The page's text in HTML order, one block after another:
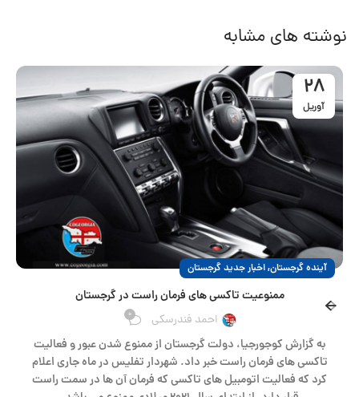
نوشته های مشابه
28
آوریل
آینده گرجستان,اخبار جدید گرجستان
ممنوعیت تاکسی های فرمان راست در گرجستان
احمد فندرسکی 0
به گزارش کوجورجیا، دولت گرجستان از ممنوع شدن عبور و فعالیت
تاکسی های فرمان راست خبر داد. شهردار تفلیس در ماه جاری اعلام
کرد که فعالیت اتومبیل های تاکسی که فرمان آن ها در سمت راست